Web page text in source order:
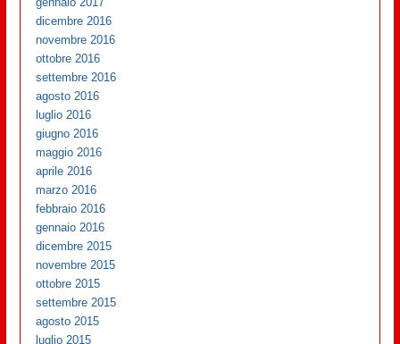
dicembre 2016
novembre 2016
ottobre 2016
settembre 2016
agosto 2016
luglio 2016
giugno 2016
maggio 2016
aprile 2016
marzo 2016
febbraio 2016
gennaio 2016
dicembre 2015
novembre 2015
ottobre 2015
settembre 2015
agosto 2015
luglio 2015